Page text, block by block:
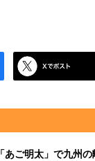
「あご明太」で九州